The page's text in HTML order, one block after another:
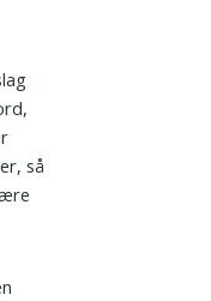
så